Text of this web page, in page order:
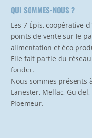
QUI SOMMES-NOUS ?
Les 7 Épis, coopérative
points de vente sur le
alimentation et éco
Elle fait partie du
fonder.
Nous sommes présents
Lanester, Mellac,
Ploemeur.